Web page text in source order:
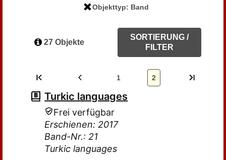
Objekttyp: Band
27 Objekte
SORTIERUNG /
FILTER
1 2
Turkic languages
Frei verfügbar
Erschienen: 2017
Band-Nr.: 21
Turkic languages